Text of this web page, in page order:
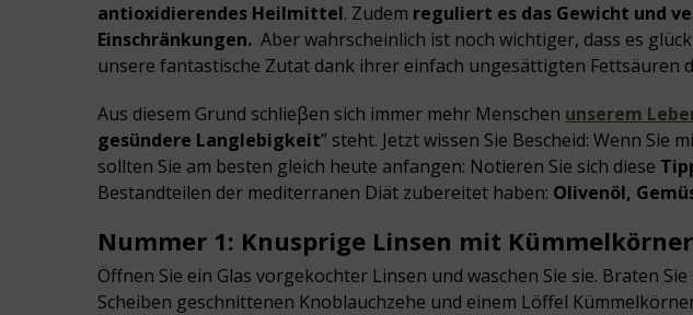
antioxidierendes Heilmittel. Zudem reguliert es das Gewicht und
Einschränkungen. Aber wahrscheinlich ist noch wichtiger, dass es
unsere fantastische Zutat dank ihrer einfach ungesättigten Fettsäuren
Aus diesem Grund schlieβen sich immer mehr Menschen unserem
gesündere Langlebigkeit” steht. Jetzt wissen Sie Bescheid: Wenn Sie
sollten Sie am besten gleich heute anfangen: Notieren Sie sich diese
Bestandteilen der mediterranen Diät zubereitet haben: Olivenöl,
Nummer 1: Knusprige Linsen mit
Öffnen Sie ein Glas vorgekochter Linsen und waschen Sie sie. Braten
Scheiben geschnittenen Knoblauchzehe und einem Löffel